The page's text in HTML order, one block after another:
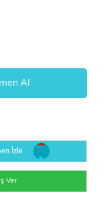
İzle
Ver